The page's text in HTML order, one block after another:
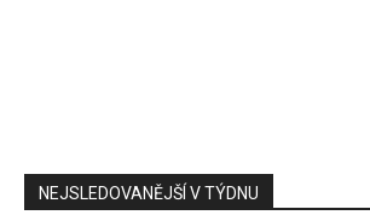
NEJSLEDOVANĚJŠÍ V TÝDNU